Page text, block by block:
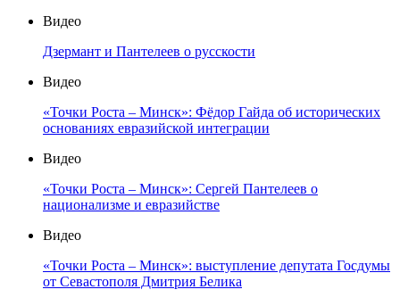
Видео
Дзермант и Пантелеев о русскости
Видео
«Точки Роста – Минск»: Фёдор Гайда об исторических
основаниях евразийской интеграции
Видео
«Точки Роста – Минск»: Сергей Пантелеев о
национализме и евразийстве
Видео
«Точки Роста – Минск»: выступление депутата Госдумы
от Севастополя Дмитрия Белика